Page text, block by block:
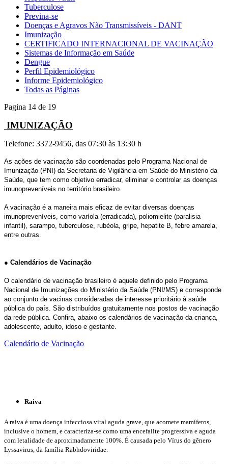
Tuberculose
Previna-se
Doenças e Agravos Não Transmissíveis - DANT
Imunização
CERTIFICADO INTERNACIONAL DE VACINAÇÃO
Sistemas de Informação em Saúde
Dengue
Perfil Epidemiológico
Informe Epidemiológico
Todas as Páginas
Pagina 14 de 19
IMUNIZAÇÃO
Telefone: 3372-9456, das 07:30 às 13:30 h
As ações de vacinação são coordenadas pelo Programa Nacional de
Imunização (PNI) da Secretaria de Vigilância em Saúde do Ministério da
Saúde, que tem como objetivo erradicar, eliminar e controlar as doenças
imunopreveníveis no território brasileiro.
A vacinação é a maneira mais eficaz de evitar diversas doenças
imunopreveníveis, como varíola (erradicada), poliomielite (paralisia
infantil), sarampo, tuberculose, rubéola, gripe, hepatite B, febre amarela,
entre outras.
● Calendários de Vacinação
O calendário de vacinação brasileiro é aquele definido pelo Programa
Nacional de Imunizações do Ministério da Saúde (PNI/MS) e corresponde
ao conjunto de vacinas consideradas de interesse prioritário à saúde
pública do país. São distribuídos gratuitamente nos postos de vacinação
da rede pública. Confira, abaixo os calendários de vacinação da criança,
adolescente, adulto, idoso e gestante.
Calendário de Vacinação
Raiva
A raiva é uma doença infecciosa viral aguda grave, que acomete mamíferos,
inclusive o homem, e caracteriza-se como uma encefalite progressiva e aguda
com letalidade de aproximadamente 100%. É causada pelo Vírus do gênero
Lyssavirus, da família Rabhdoviridae.